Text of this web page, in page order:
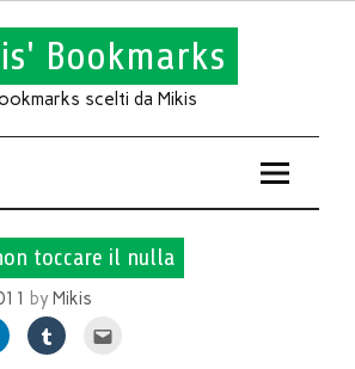
Bookmarks
scelti da Mikis
toccare il nulla
byMikis
Fai
clic
Fai
clic